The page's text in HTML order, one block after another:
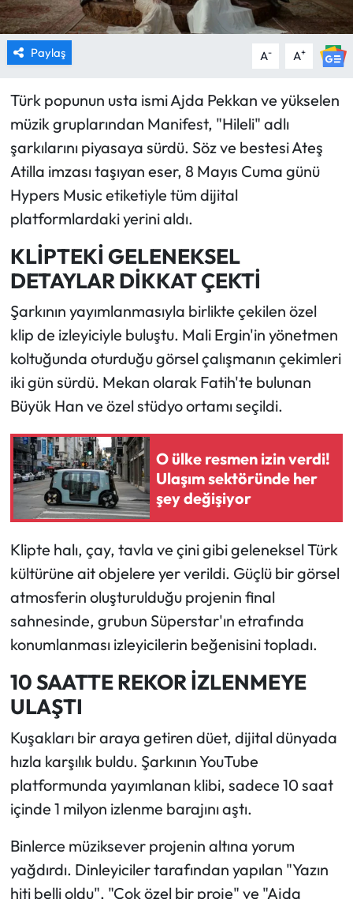
Paylaş A- A+
Türk popunun usta ismi Ajda Pekkan ve yükselen
müzik gruplarından Manifest, "Hileli" adlı
şarkılarını piyasaya sürdü. Söz ve bestesi Ateş
Atilla imzası taşıyan eser, 8 Mayıs Cuma günü
Hypers Music etiketiyle tüm dijital
platformlardaki yerini aldı.
KLİPTEKİ GELENEKSEL
DETAYLAR DİKKAT ÇEKTİ
Şarkının yayımlanmasıyla birlikte çekilen özel
klip de izleyiciyle buluştu. Mali Ergin'in yönetmen
koltuğunda oturduğu görsel çalışmanın çekimleri
iki gün sürdü. Mekan olarak Fatih'te bulunan
Büyük Han ve özel stüdyo ortamı seçildi.
O ülke resmen izin verdi!
Ulaşım sektöründe her
şey değişiyor
Klipte halı, çay, tavla ve çini gibi geleneksel Türk
kültürüne ait objelere yer verildi. Güçlü bir görsel
atmosferin oluşturulduğu projenin final
sahnesinde, grubun Süperstar'ın etrafında
konumlanması izleyicilerin beğenisini topladı.
10 SAATTE REKOR İZLENMEYE
ULAŞTI
Kuşakları bir araya getiren düet, dijital dünyada
hızla karşılık buldu. Şarkının YouTube
platformunda yayımlanan klibi, sadece 10 saat
içinde 1 milyon izlenme barajını aştı.
Binlerce müziksever projenin altına yorum
yağdırdı. Dinleyiciler tarafından yapılan "Yazın
hiti belli oldu", "Çok özel bir proje" ve "Ajda
HABER İLAN